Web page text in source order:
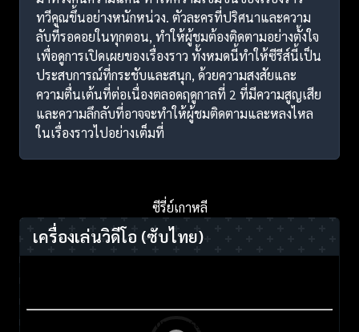
ทวีคูณขึ้นอย่างหนักหน่วง. ตัวละครที่ปริศนาและความ
ลับที่รอคอยในทุกตอน, ทำให้ผู้ชมต้องติดตามอย่างตั้งใจ
เพื่อดูการเปิดเผยของเรื่องราว ทั้งหมดนี้ทำให้ซีรีส์นี้เป็น
ประสบการณ์ที่กระชับและสนุก, ด้วยความสงสัยและ
ความตื่นเต้นที่ต่อเนื่องตลอดฤดูกาลที่ 2 ที่มีความสูญเสีย
และความลึกลับที่อาจจะทำให้ผู้ชมติดตามและหลงไหล
ในเรื่องราวไปอย่างเต็มที่
ซีรี่ย์เกาหลี
เครื่องเล่นวิดีโอ (ซับไทย)